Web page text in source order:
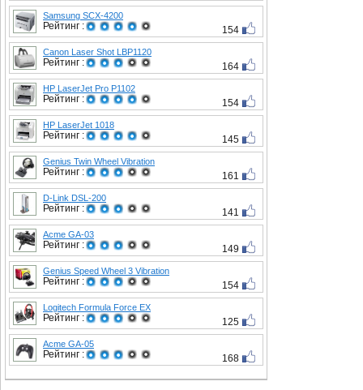
Samsung SCX-4200
Рейтинг : 154
Canon Laser Shot LBP1120
Рейтинг : 164
HP LaserJet Pro P1102
Рейтинг : 154
HP LaserJet 1018
Рейтинг : 145
Genius Twin Wheel Vibration
Рейтинг : 161
D-Link DSL-200
Рейтинг : 141
Acme GA-03
Рейтинг : 149
Genius Speed Wheel 3 Vibration
Рейтинг : 154
Logitech Formula Force EX
Рейтинг : 125
Acme GA-05
Рейтинг : 168